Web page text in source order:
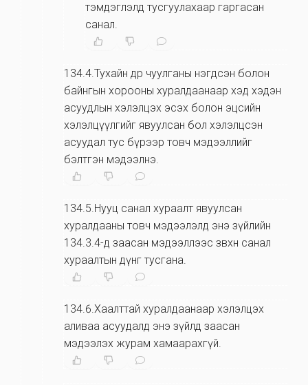
тэмдэглэлд тусгуулахаар гаргасан
санал.
134.4.Тухайн өдөр чуулганы нэгдсэн болон
байнгын хорооны хуралдаанаар хэд хэдэн
асуудлын хэлэлцэх эсэх болон эцсийн
хэлэлцүүлгийг явуулсан бол хэлэлцсэн
асуудал тус бүрээр товч мэдээллийг
бэлтгэн мэдээлнэ.
134.5.Нууц санал хураалт явуулсан
хуралдааны товч мэдээлэлд энэ зүйлийн
134.3.4-д заасан мэдээллээс зөвхөн санал
хураалтын дүнг тусгана.
134.6.Хаалттай хуралдаанаар хэлэлцэх
аливаа асуудалд энэ зүйлд заасан
мэдээлэх журам хамаарахгүй.